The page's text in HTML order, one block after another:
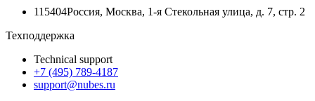
115404Россия, Москва, 1-я Стекольная улица, д. 7, стр. 2
Техподдержка
Technical support
+7 (495) 789-4187
support@nubes.ru